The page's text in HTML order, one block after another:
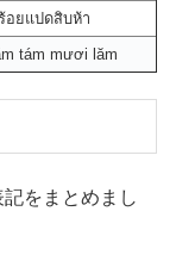
อยแปดสิบห้า
tám mươi lăm
をまとめまし